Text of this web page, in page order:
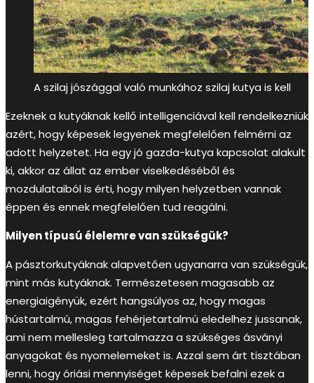
A szilaj jószággal való munkához szilaj kutya is kell
Ezeknek a kutyáknak kellő intelligenciával kell rendelkezniük
azért, hogy képesek legyenek megfelelően felmérni az
adott helyzetet. Ha egy jó gazda-kutya kapcsolat alakult
ki, akkor az állat az ember viselkedéséből és
mozdulataiból is érti, hogy milyen helyzetben vannak
éppen és ennek megfelelően tud reagálni.
Milyen típusú élelemre van szükségük?
A pásztorkutyáknak alapvetően ugyanarra van szükségük,
mint más kutyáknak. Természetesen magasabb az
energiaigényük, ezért hangsúlyos az, hogy magas
hústartalmú, magas fehérjetartalmú eledelhez jussanak,
ami nem mellesleg tartalmazza a szükséges ásványi
anyagokat és nyomelemeket is. Azzal sem árt tisztában
lenni, hogy óriási mennyiséget képesek befalni ezek a